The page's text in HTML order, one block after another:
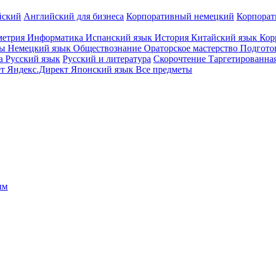
Английский для бизнеса Корпоративный немецкий
Информатика Испанский язык История Китайский язык
Немецкий язык Обществознание Ораторское мастерство
Русский язык Русский и литература Скорочтение
Яндекс.Директ Японский язык Все предметы